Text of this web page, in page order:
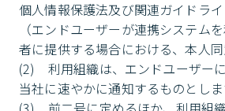
個人情報保護法及び関連ガイドラ
（エンドユーザーが連携システム
者に提供する場合における、本人
(2)　利用組織は、エンドユーザー
当社に速やかに通知するものとし